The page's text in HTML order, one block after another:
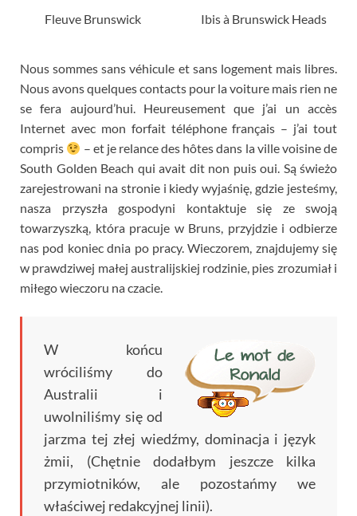
Fleuve Brunswick Ibis à Brunswick Heads
Nous sommes sans véhicule et sans logement mais libres.
Nous avons quelques contacts pour la voiture mais rien ne
se fera aujourd’hui. Heureusement que j’ai un accès
Internet avec mon forfait téléphone français – j’ai tout
compris
– et je relance des hôtes dans la ville voisine de
South Golden Beach qui avait dit non puis oui. Są świeżo
zarejestrowani na stronie i kiedy wyjaśnię, gdzie jesteśmy,
nasza przyszła gospodyni kontaktuje się ze swoją
towarzyszką, która pracuje w Bruns, przyjdzie i odbierze
nas pod koniec dnia po pracy. Wieczorem, znajdujemy się
w prawdziwej małej australijskiej rodzinie, pies zrozumiał i
miłego wieczoru na czacie.
W końcu
wróciliśmy do
Australii i
uwolniliśmy się od
jarzma tej złej wiedźmy, dominacja i język
żmii, (Chętnie dodałbym jeszcze kilka
przymiotników, ale pozostańmy we
właściwej redakcyjnej linii).